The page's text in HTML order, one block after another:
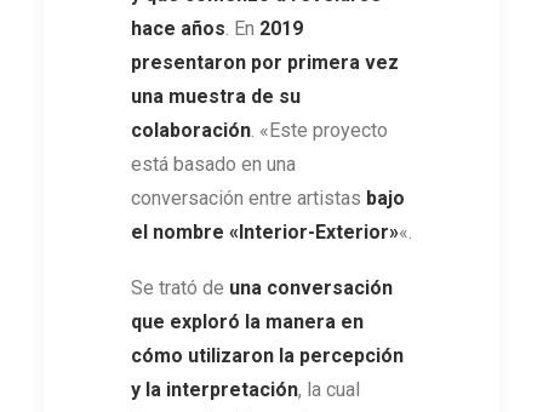
hace años. En 2019
presentaron por primera vez
una muestra de su
colaboración. «Este proyecto
está basado en una
conversación entre artistas bajo
el nombre «Interior-Exterior»«.
Se trató de una conversación
que exploró la manera en
cómo utilizaron la percepción
y la interpretación, la cual